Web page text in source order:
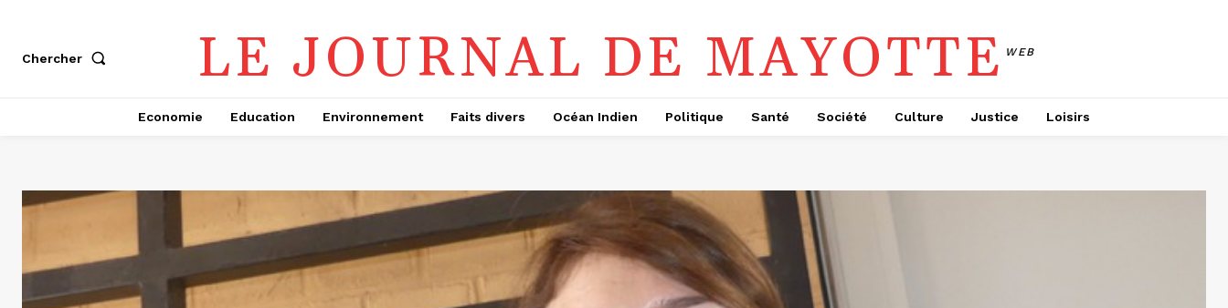
Chercher LE JOURNAL DE MAYOTTE WEB
Economie Education Environnement Faits divers Océan Indien Politique Santé Société Culture Justice Loisirs